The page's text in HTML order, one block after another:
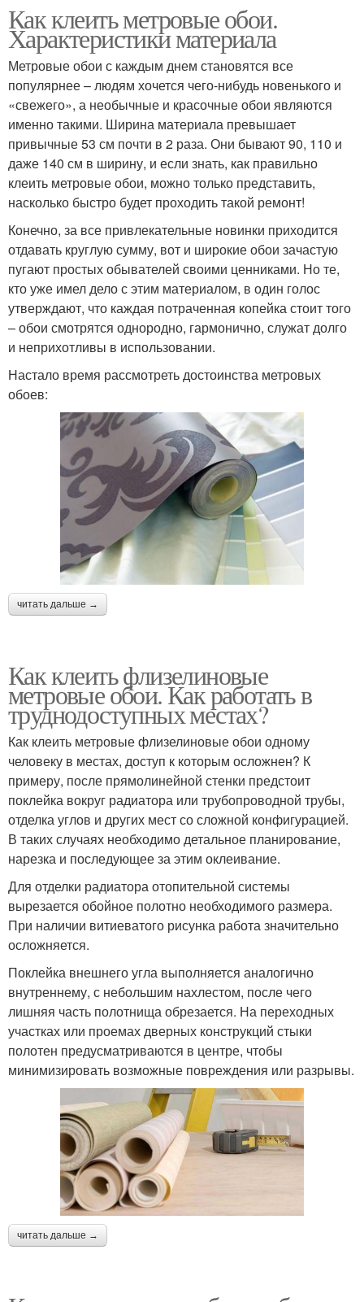
Как клеить метровые обои.
Характеристики материала
Метровые обои с каждым днем становятся все
популярнее – людям хочется чего-нибудь новенького и
«свежего», а необычные и красочные обои являются
именно такими. Ширина материала превышает
привычные 53 см почти в 2 раза. Они бывают 90, 110 и
даже 140 см в ширину, и если знать, как правильно
клеить метровые обои, можно только представить,
насколько быстро будет проходить такой ремонт!
Конечно, за все привлекательные новинки приходится
отдавать круглую сумму, вот и широкие обои зачастую
пугают простых обывателей своими ценниками. Но те,
кто уже имел дело с этим материалом, в один голос
утверждают, что каждая потраченная копейка стоит того
– обои смотрятся однородно, гармонично, служат долго
и неприхотливы в использовании.
Настало время рассмотреть достоинства метровых
обоев:
читать дальше →
Как клеить флизелиновые
метровые обои. Как работать в
труднодоступных местах?
Как клеить метровые флизелиновые обои одному
человеку в местах, доступ к которым осложнен? К
примеру, после прямолинейной стенки предстоит
поклейка вокруг радиатора или трубопроводной трубы,
отделка углов и других мест со сложной конфигурацией.
В таких случаях необходимо детальное планирование,
нарезка и последующее за этим оклеивание.
Для отделки радиатора отопительной системы
вырезается обойное полотно необходимого размера.
При наличии витиеватого рисунка работа значительно
осложняется.
Поклейка внешнего угла выполняется аналогично
внутреннему, с небольшим нахлестом, после чего
лишняя часть полотнища обрезается. На переходных
участках или проемах дверных конструкций стыки
полотен предусматриваются в центре, чтобы
минимизировать возможные повреждения или разрывы.
читать дальше →